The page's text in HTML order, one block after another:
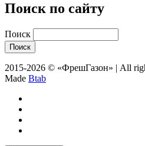
Поиск по сайту
Поиск
2015-2026 © «ФрешГазон» | All
Made Btab